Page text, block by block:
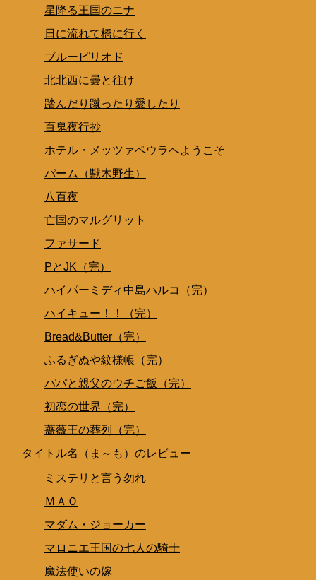
星降る王国のニナ
日に流れて橋に行く
ブルーピリオド
北北西に曇と往け
踏んだり蹴ったり愛したり
百鬼夜行抄
ホテル・メッツァペウラへようこそ
パーム（獣木野生）
八百夜
亡国のマルグリット
ファサード
PとJK（完）
ハイパーミディ中島ハルコ（完）
ハイキュー！！（完）
Bread&Butter（完）
ふるぎぬや紋様帳（完）
パパと親父のウチご飯（完）
初恋の世界（完）
薔薇王の葬列（完）
タイトル名（ま～も）のレビュー
ミステリと言う勿れ
ＭＡＯ
マダム・ジョーカー
マロニエ王国の七人の騎士
魔法使いの嫁